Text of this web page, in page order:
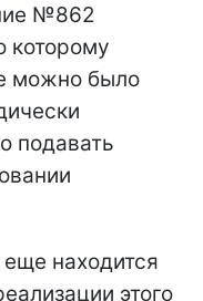
№862
которому
можно было
подавать
находится
этого